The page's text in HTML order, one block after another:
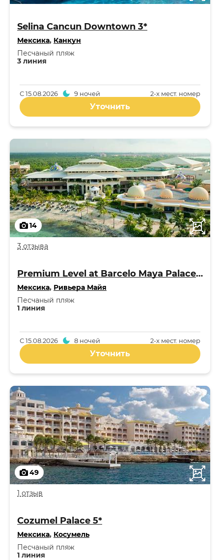
Selina Cancun Downtown 3*
Мексика, Канкун
3 линия
Песчаный пляж
2-x мест. номер
С15.08.2026 9 ночей
Уточнить
14
3 отзыва
Premium Level at Barcelo Maya Palace 5*
Мексика, Ривьера Майя
1 линия
Песчаный пляж
2-x мест. номер
С15.08.2026 8 ночей
Уточнить
49
1 отзыв
Cozumel Palace 5*
Мексика, Косумель
1 линия
Песчаный пляж